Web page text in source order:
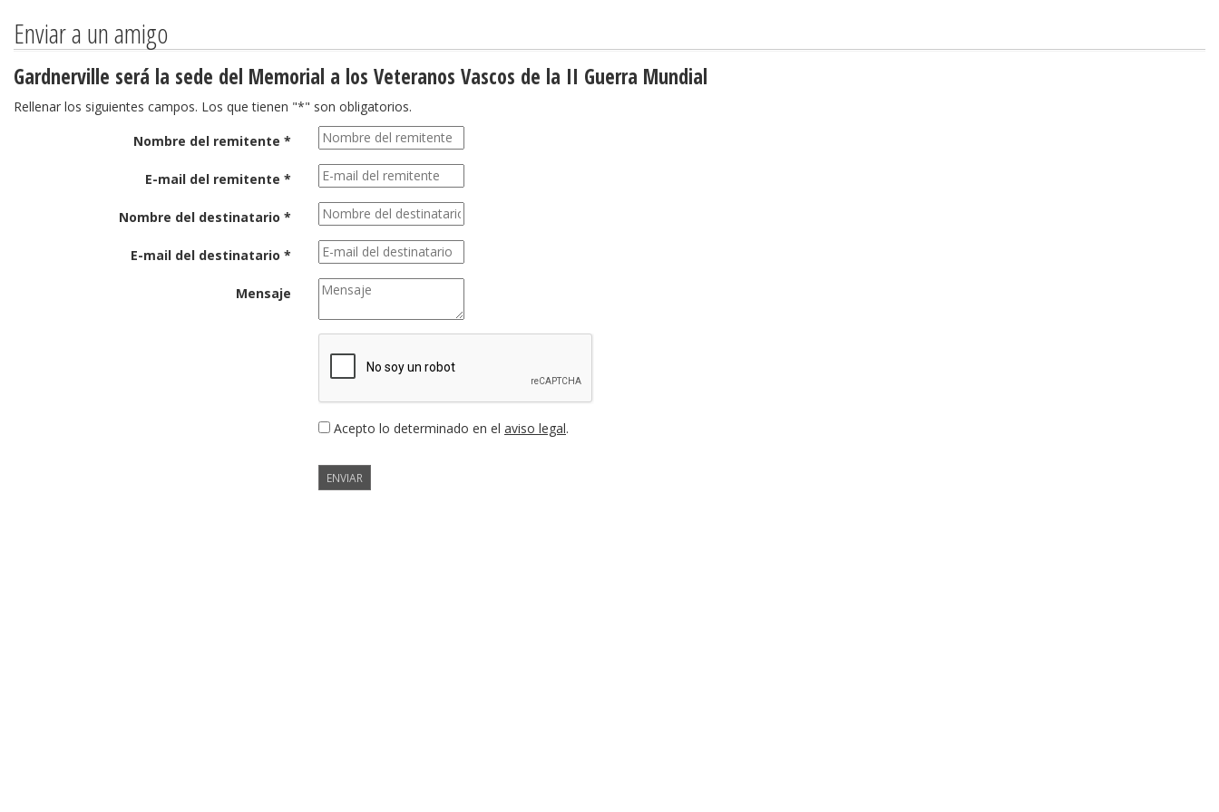
Enviar a un amigo
Gardnerville será la sede del Memorial a los Veteranos Vascos de la II Guerra Mundial
Rellenar los siguientes campos. Los que tienen "*" son obligatorios.
Nombre del remitente *
E-mail del remitente *
Nombre del destinatario *
E-mail del destinatario *
Mensaje
Acepto lo determinado en el aviso legal.
ENVIAR